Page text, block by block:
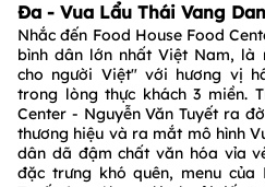
Đa - Vua Lẩu Thái Vang
Nhắc đến Food House Food
bình dân lớn nhất Việt Nam, là
cho người Việt" với hương vị
trong lòng thực khách 3 miền.
Center - Nguyễn Văn Tuyết ra
thương hiệu và ra mắt mô hình
dân dã đậm chất văn hóa vỉa
đặc trưng khó quên, menu của